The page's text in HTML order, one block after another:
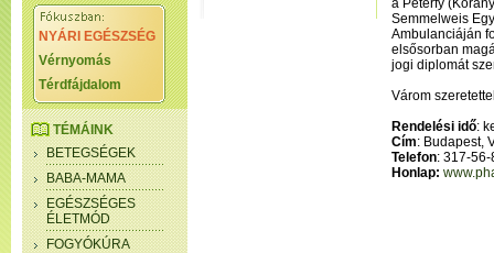
NYÁRI EGÉSZSÉG
Vérnyomás
Térdfájdalom
TÉMÁINK
BETEGSÉGEK
BABA-MAMA
EGÉSZSÉGES
ÉLETMÓD
FOGYÓKÚRA
a Péterfy
Semmelweis
Ambulanciáján
elsősorban
jogi diplomát
Várom
Rendelési idő:
Cím: Budapest,
Telefon: 317-
Honlap: